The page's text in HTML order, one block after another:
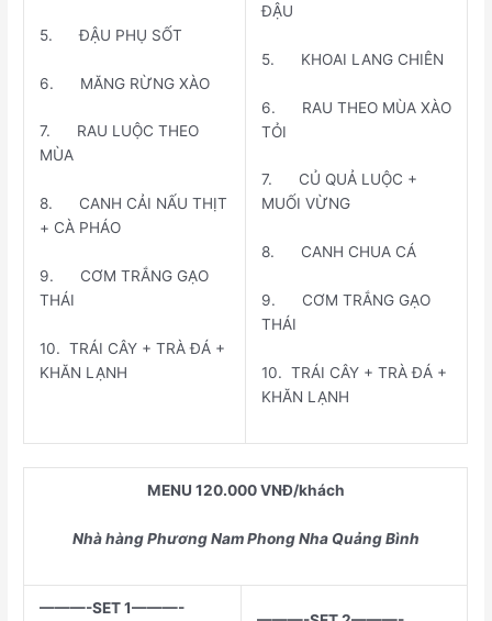
5. ĐẬU PHỤ SỐT
6. MĂNG RỪNG XÀO
7. RAU LUỘC THEO
MÙA
8. CANH CẢI NẤU THỊT
+ CÀ PHÁO
9. CƠM TRẮNG GẠO
THÁI
10. TRÁI CÂY + TRÀ ĐÁ +
KHĂN LẠNH
ĐẬU
5. KHOAI LANG CHIÊN
6. RAU THEO MÙA XÀO
TỎI
7. CỦ QUẢ LUỘC +
MUỐI VỪNG
8. CANH CHUA CÁ
9. CƠM TRẮNG GẠO
THÁI
10. TRÁI CÂY + TRÀ ĐÁ +
KHĂN LẠNH
MENU 120.000 VNĐ/khách
Nhà hàng Phương Nam Phong Nha Quảng Bình
———-SET 1———-